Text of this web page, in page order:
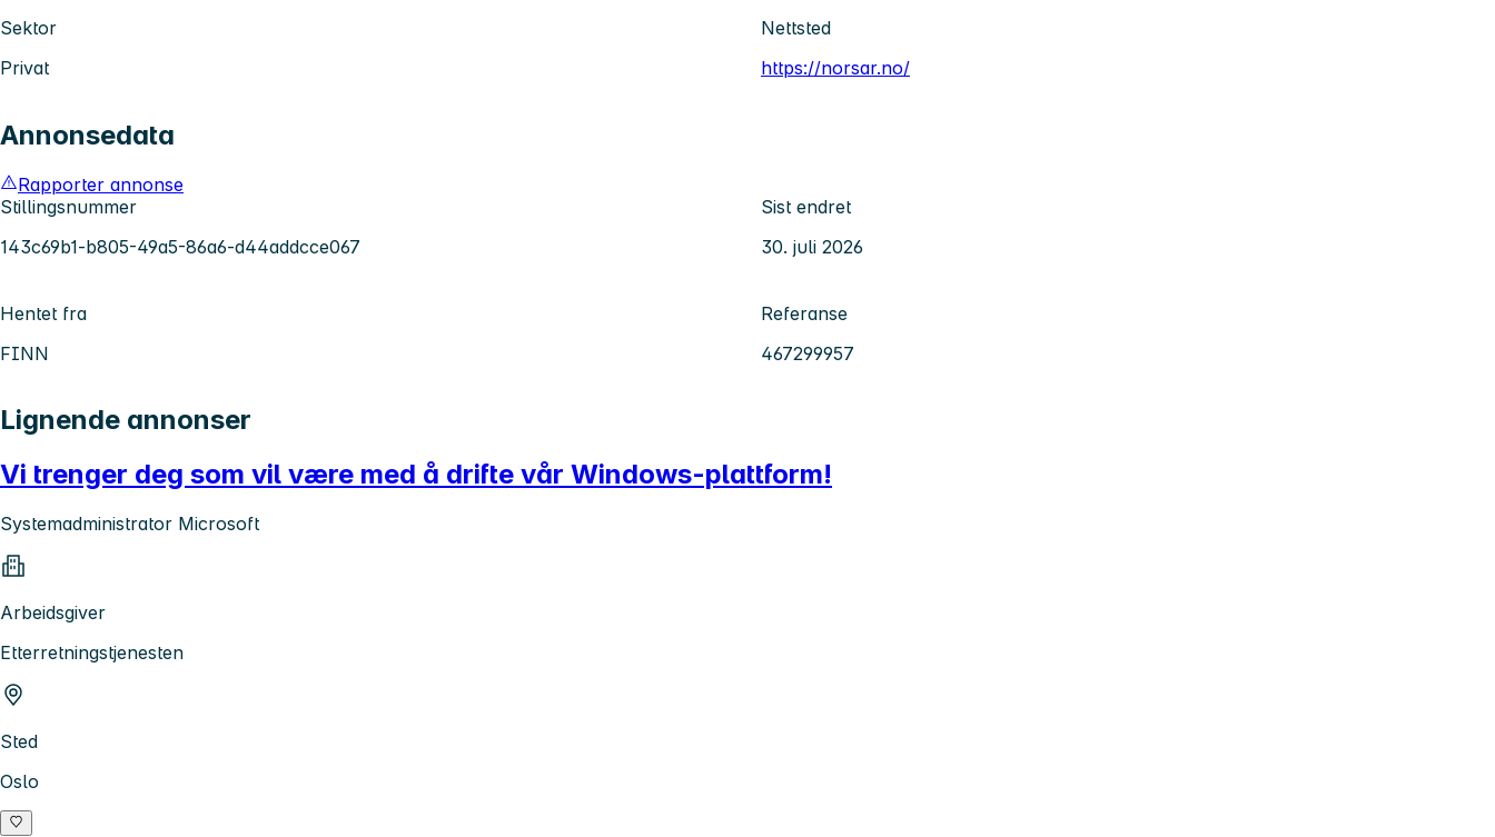
Sektor
Privat
Nettsted
https://norsar.no/
Annonsedata
Rapporter annonse
Stillingsnummer
143c69b1-b805-49a5-86a6-d44addcce067
Sist endret
30. juli 2026
Hentet fra
FINN
Referanse
467299957
Lignende annonser
Vi trenger deg som vil være med å drifte vår Windows-plattform!
Systemadministrator Microsoft
Arbeidsgiver
Etterretningstjenesten
Sted
Oslo